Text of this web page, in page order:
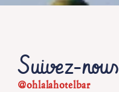
Suivez-nous
@ohlalahotelbar